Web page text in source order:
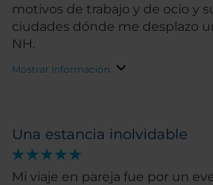
motivos de trabajo y de ocio y
ciudades dónde me desplazo
NH.
Mostrar información
Una estancia inolvidable
Mi viaje en pareja fue por un